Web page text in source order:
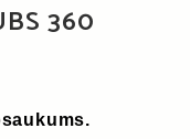
360